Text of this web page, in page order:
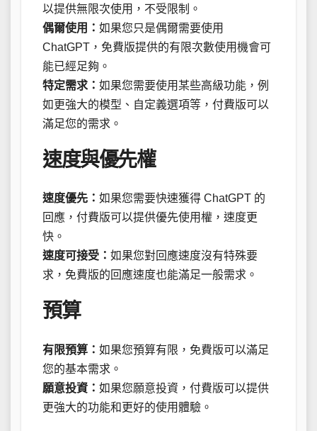
以提供無限次使用，不受限制。
偶爾使用： 如果您只是偶爾需要使用
ChatGPT，免費版提供的有限次數使用機會可
能已經足夠。
特定需求： 如果您需要使用某些高級功能，例
如更強大的模型、自定義選項等，付費版可以
滿足您的需求。
速度與優先權
速度優先： 如果您需要快速獲得 ChatGPT 的
回應，付費版可以提供優先使用權，速度更
快。
速度可接受： 如果您對回應速度沒有特殊要
求，免費版的回應速度也能滿足一般需求。
預算
有限預算： 如果您預算有限，免費版可以滿足
您的基本需求。
願意投資： 如果您願意投資，付費版可以提供
更強大的功能和更好的使用體驗。